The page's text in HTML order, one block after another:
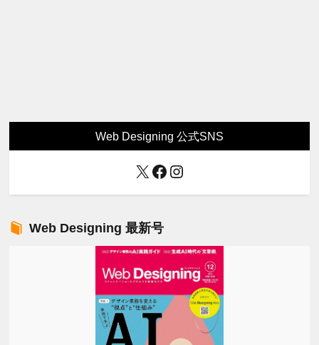
Web Designing 公式SNS
X Facebook
Instagram
Web Designing 最新号